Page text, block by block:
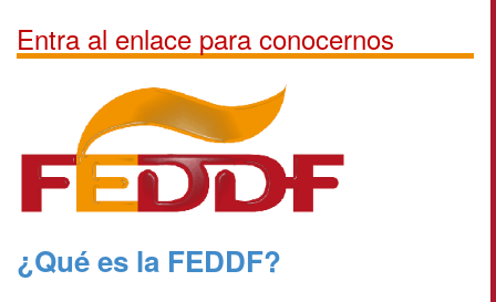
Entra al enlace para conocernos
¿Qué es la FEDDF?